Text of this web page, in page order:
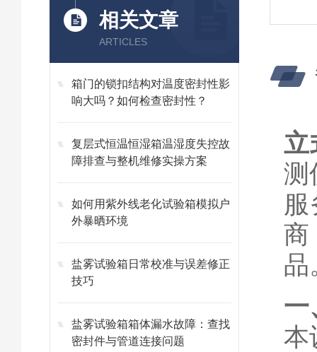
相关文章
ARTICLES
箱门的锁扣结构对温度密封性影
响大吗？如何检查密封性？
复层式恒温恒湿箱温湿度失控故
障排查与整机维修实操方案
如何用紫外线老化试验箱模拟户
外暴晒环境
盐雾试验箱日常校准与误差修正
技巧
盐雾试验箱箱体漏水故障：查找
密封件与管道连接问题
立
测
商
品
一
本